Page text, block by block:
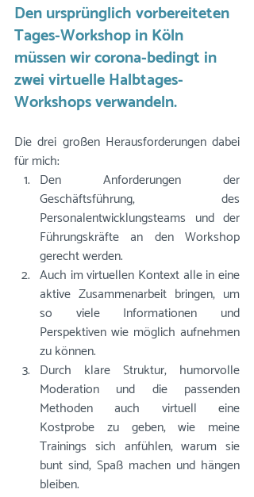
Den ursprünglich vorbereiteten
Tages-Workshop in Köln
müssen wir corona-bedingt in
zwei virtuelle Halbtages-
Workshops verwandeln.
Die drei großen Herausforderungen dabei
für mich:
Den Anforderungen der
Geschäftsführung, des
Personalentwicklungsteams und der
Führungskräfte an den Workshop
gerecht werden.
Auch im virtuellen Kontext alle in eine
aktive Zusammenarbeit bringen, um
so viele Informationen und
Perspektiven wie möglich aufnehmen
zu können.
Durch klare Struktur, humorvolle
Moderation und die passenden
Methoden auch virtuell eine
Kostprobe zu geben, wie meine
Trainings sich anfühlen, warum sie
bunt sind, Spaß machen und hängen
bleiben.